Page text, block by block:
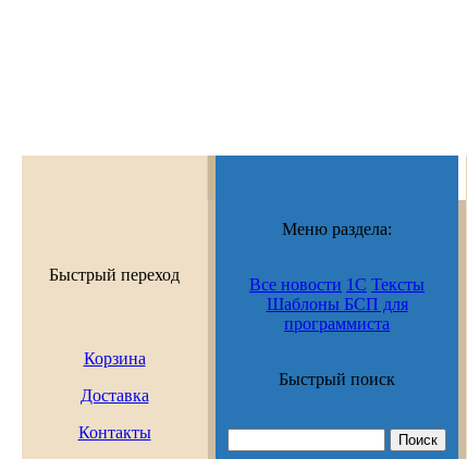
Быстрый переход
Корзина
Доставка
Контакты
Меню раздела:
Все новости 1С Тексты
Шаблоны БСП для
программиста
Быстрый поиск